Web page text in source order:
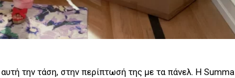
την τάση, στην περίπτωσή της με τα πάνελ. Η Summa